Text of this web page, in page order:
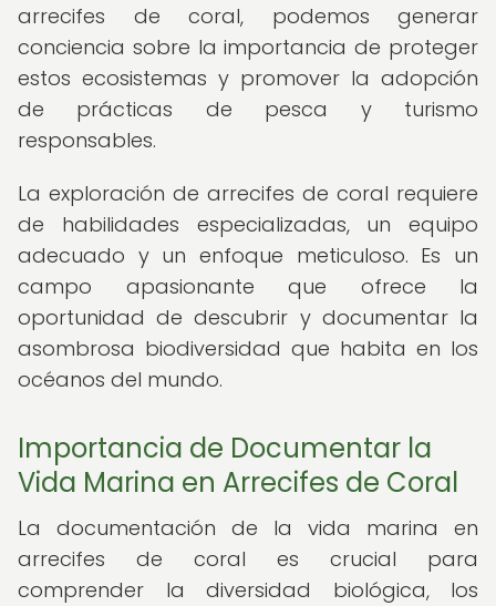
arrecifes de coral, podemos generar
conciencia sobre la importancia de proteger
estos ecosistemas y promover la adopción
de prácticas de pesca y turismo
responsables.
La exploración de arrecifes de coral requiere
de habilidades especializadas, un equipo
adecuado y un enfoque meticuloso. Es un
campo apasionante que ofrece la
oportunidad de descubrir y documentar la
asombrosa biodiversidad que habita en los
océanos del mundo.
Importancia de Documentar la
Vida Marina en Arrecifes de Coral
La documentación de la vida marina en
arrecifes de coral es crucial para
comprender la diversidad biológica, los